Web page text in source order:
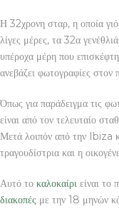
Η 32χρονη σταρ, η οποία
λίγες μέρες, τα 32α
υπέροχα μέρη που
ανεβάζει φωτογραφίες
Όπως για παράδειγμα τις
είναι από τον τελευταίο
Μετά λοιπόν από την Ibiza
τραγουδίστρια και η
Αυτό το καλοκαίρι είναι το
διακοπές με την 18 μηνών